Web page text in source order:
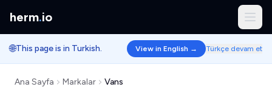
herm.io
🌐This page is in Turkish. View in English → Türkçe devam et
Ana Sayfa Markalar Vans